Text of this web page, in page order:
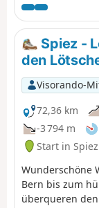
Der Weg führt
Thun
historische
Zentrums lohnt
Spiez -
den
Visorando-
72,36 km
-3 794 m
Start in
Wunderschöne
Bern bis zum
überqueren den